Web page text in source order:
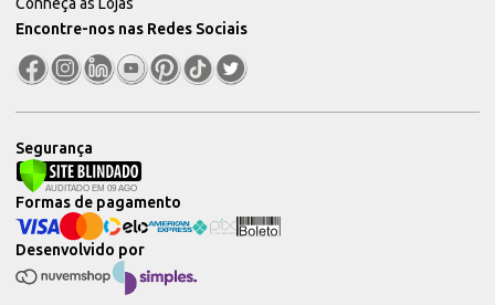
Conheça as Lojas
Encontre-nos nas Redes Sociais
Segurança
Desenvolvido por
Formas de pagamento